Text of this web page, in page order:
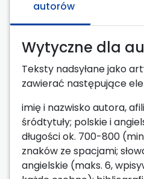
autorów
Wytyczne dla
Teksty nadsyłane jako
zawierać następujące
imię i nazwisko autora,
śródtytuły; polskie i
długości ok. 700-800
znaków ze spacjami;
angielskie (maks. 6,